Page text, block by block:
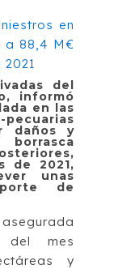
del
informó
en las
daños y
de 2021,
unas
de
del mes
y